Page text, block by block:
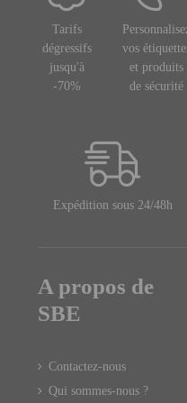
Tarifs
dégressifs
jusqu'à
-70%
vos
et produits
de sécurité
Expédition sous 24/48h
A propos de
SBE
Contactez-nous
Qui sommes-nous ?